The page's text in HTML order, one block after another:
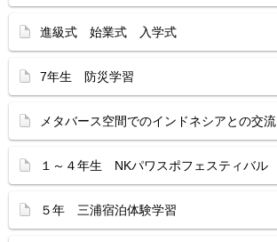
進級式 始業式 入学式
7年生 防災学習
メタバース空間でのインドネシアとの交流
１～４年生 NKパワスポフェスティバル
５年 三浦宿泊体験学習